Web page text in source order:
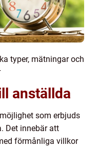
typer, mätningar och
anställda
som erbjuds
Det innebär att
förmånliga villkor